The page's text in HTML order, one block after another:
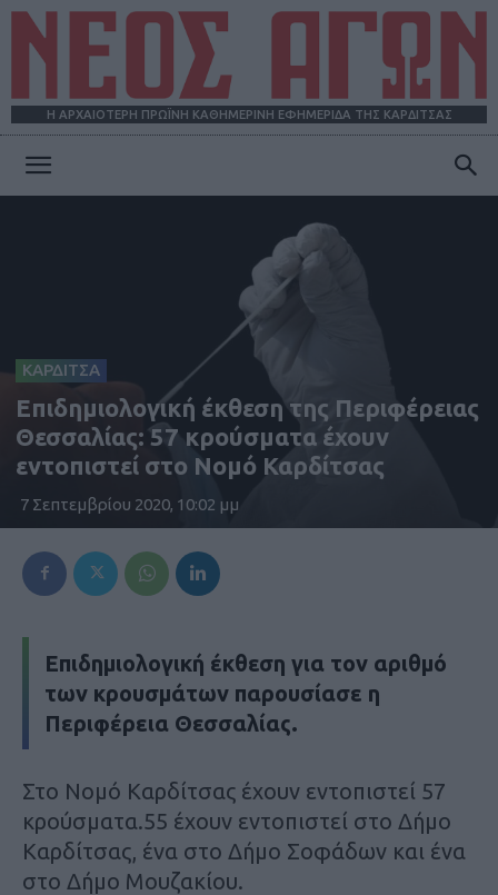
Η ΑΡΧΑΙΟΤΕΡΗ ΠΡΩΪΝΗ ΚΑΘΗΜΕΡΙΝΗ ΕΦΗΜΕΡΙΔΑ ΤΗΣ ΚΑΡΔΙΤΣΑΣ
ΑΓΩΝ
ΚΑΡΔΙΤΣΑ
Επιδημιολογική έκθεση της Περιφέρειας
Θεσσαλίας: 57 κρούσματα έχουν
εντοπιστεί στο Νομό Καρδίτσας
7 Σεπτεμβρίου 2020, 10:02 μμ
Επιδημιολογική έκθεση για τον αριθμό
των κρουσμάτων παρουσίασε η
Περιφέρεια Θεσσαλίας.
Στο Νομό Καρδίτσας έχουν εντοπιστεί 57
κρούσματα.55 έχουν εντοπιστεί στο Δήμο
Καρδίτσας, ένα στο Δήμο Σοφάδων και ένα
στο Δήμο Μουζακίου.